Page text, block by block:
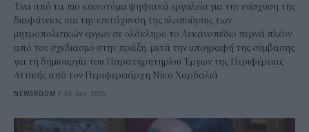
Ένα από τα πιο καινοτόμα ψηφιακά εργαλεία για την ενίσχυση της
διαφάνειας και την επιτάχυνση της υλοποίησης των
μητροπολιτικών έργων σε ολόκληρο το Λεκανοπέδιο περνά πλέον
από τον σχεδιασμό στην πράξη, μετά την υπογραφή της σύμβασης
για τη δημιουργία του Παρατηρητηρίου Έργων της Περιφέρειας
Αττικής από τον Περιφερειάρχη Νίκο Χαρδαλιά .
NEWSROOM / 06 Αυγ 2026